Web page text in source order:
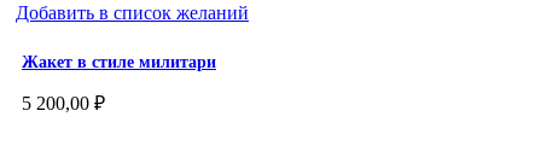
Добавить в список желаний
Жакет в стиле милитари
5 200,00 ₽